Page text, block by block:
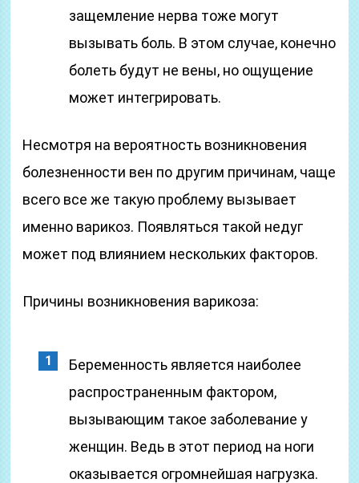
защемление нерва тоже могут
вызывать боль. В этом случае, конечно
болеть будут не вены, но ощущение
может интегрировать.
Несмотря на вероятность возникновения
болезненности вен по другим причинам, чаще
всего все же такую проблему вызывает
именно варикоз. Появляться такой недуг
может под влиянием нескольких факторов.
Причины возникновения варикоза:
Беременность является наиболее
распространенным фактором,
вызывающим такое заболевание у
женщин. Ведь в этот период на ноги
оказывается огромнейшая нагрузка.